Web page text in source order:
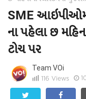
SME
ના પહેલા છ
ટોચ પર
Team VOi
116 Views